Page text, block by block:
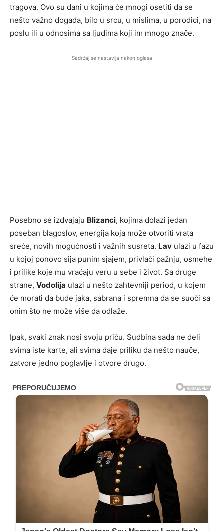
tragova. Ovo su dani u kojima će mnogi osetiti da se
nešto važno događa, bilo u srcu, u mislima, u porodici, na
poslu ili u odnosima sa ljudima koji im mnogo znače.
Sadržaj se nastavlja nakon oglasa
Posebno se izdvajaju Blizanci, kojima dolazi jedan
poseban blagoslov, energija koja može otvoriti vrata
sreće, novih mogućnosti i važnih susreta. Lav ulazi u fazu
u kojoj ponovo sija punim sjajem, privlači pažnju, osmehe
i prilike koje mu vraćaju veru u sebe i život. Sa druge
strane, Vodolija ulazi u nešto zahtevniji period, u kojem
će morati da bude jaka, sabrana i spremna da se suoči sa
onim što ne može više da odlaže.
Ipak, svaki znak nosi svoju priču. Sudbina sada ne deli
svima iste karte, ali svima daje priliku da nešto nauče,
zatvore jedno poglavlje i otvore drugo.